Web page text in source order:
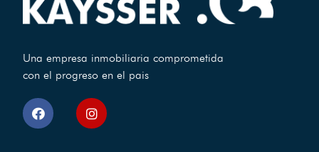
Una empresa inmobiliaria comprometida
con el progreso en el pais